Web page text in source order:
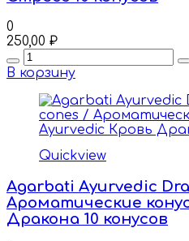
0
250,00 ₽
Quantity
В корзину
Quickview
Agarbati Ayurvedic
Ароматические
Дракона 10 конусов